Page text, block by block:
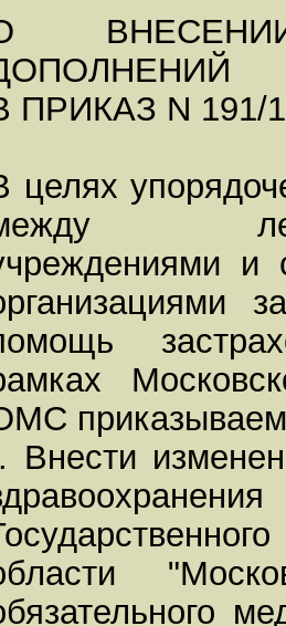
ПРИКАЗ N 191/
целях
и
Внести